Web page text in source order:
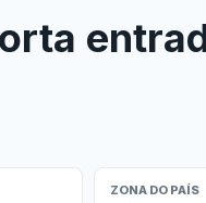
ZONA DO PAÍS